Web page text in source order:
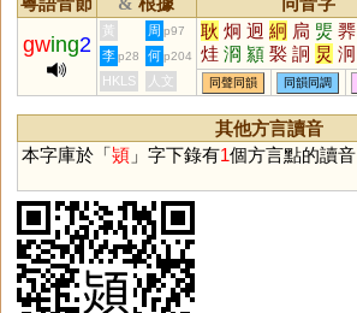
&
gwing2
黃 周 p97 耿 炯 迥 絅 扃 煚 臩
烓 浻 顈 褧 詗 炅 泂
李 p28 何 p204
HKLS 人文 同聲同韻 同韻同調
其他方言讀音
本字庫於「熲」字下錄有1個方言點的讀音